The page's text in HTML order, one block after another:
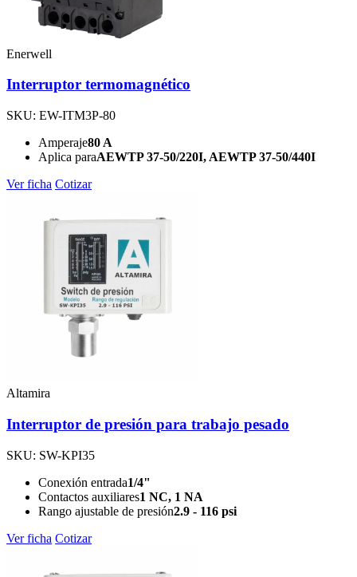
Enerwell
Interruptor termomagnético
SKU: EW-ITM3P-80
Amperaje80 A
Aplica paraAEWTP 37-50/220I, AEWTP 37-50/440I
Ver ficha Cotizar
Altamira
Interruptor de presión para trabajo pesado
SKU: SW-KPI35
Conexión entrada1/4"
Contactos auxiliares1 NC, 1 NA
Rango ajustable de presión2.9 - 116 psi
Ver ficha Cotizar